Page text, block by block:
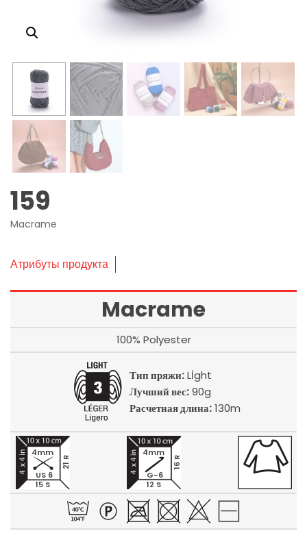
159
Macrame
Атрибуты продукта
Macrame
100% Polyester
Тип пряжи:Lİght
Лучший вес:90g
Расчетная длина:130m
15 S
21 R
4mm
US 6
12 S
16 R
4mm
G-6